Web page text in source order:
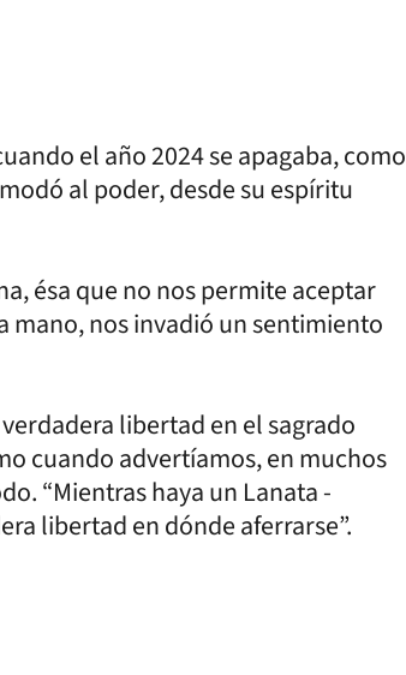
el año 2024 se apagaba, como
al poder, desde su espíritu
ésa que no nos permite aceptar
nos invadió un sentimiento
libertad en el sagrado
cuando advertíamos, en muchos
“Mientras haya un Lanata -
libertad en dónde aferrarse”.